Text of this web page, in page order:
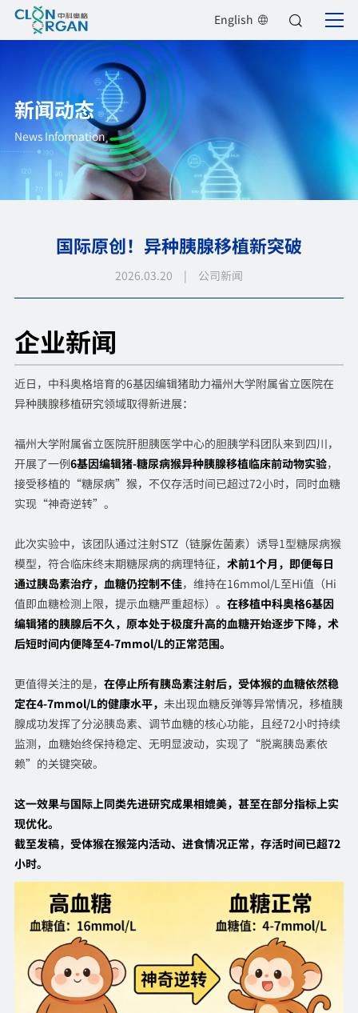
English
新闻动态
News Information
国际原创！异种胰腺移植新突破
2026.03.20 | 公司新闻
企业新闻
近日，中科奥格培育的6基因编辑猪助力福州大学附属省立医院在
异种胰腺移植研究领域取得新进展：
福州大学附属省立医院肝胆胰医学中心的胆胰学科团队来到四川，
开展了一例6基因编辑猪-糖尿病猴异种胰腺移植临床前动物实验，
接受移植的“糖尿病”猴，不仅存活时间已超过72小时，同时血糖
实现“神奇逆转”。
此次实验中，该团队通过注射STZ（链脲佐菌素）诱导1型糖尿病猴
模型，符合临床终末期糖尿病的病理特征， 术前1个月，即便每日
通过胰岛素治疗，血糖仍控制不佳，维持在16mmol/L至Hi值（Hi
值即血糖检测上限，提示血糖严重超标）。 在移植中科奥格6基因
编辑猪的胰腺后不久，原本处于极度升高的血糖开始逐步下降，术
后短时间内便降至4-7mmol/L的正常范围。
更值得关注的是， 在停止所有胰岛素注射后，受体猴的血糖依然稳
定在4-7mmol/L的健康水平， 未出现血糖反弹等异常情况，移植胰
腺成功发挥了分泌胰岛素、调节血糖的核心功能，且经72小时持续
监测，血糖始终保持稳定、无明显波动，实现了“脱离胰岛素依
赖”的关键突破。
这一效果与国际上同类先进研究成果相媲美，甚至在部分指标上实
现优化。
截至发稿，受体猴在猴笼内活动、进食情况正常，存活时间已超72
小时。